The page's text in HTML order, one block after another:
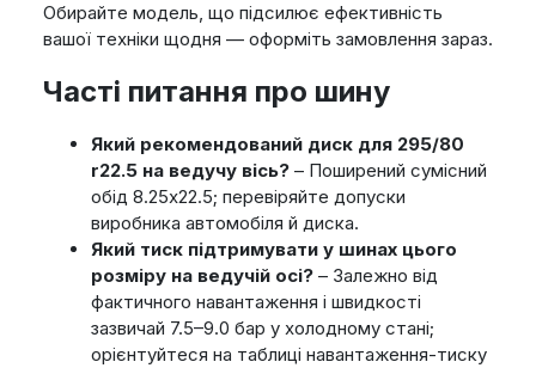
Обирайте модель, що підсилює ефективність
вашої техніки щодня — оформіть замовлення зараз.
Часті питання про шину
Який рекомендований диск для 295/80
r22.5 на ведучу вісь?– Поширений сумісний
обід 8.25x22.5; перевіряйте допуски
виробника автомобіля й диска.
Який тиск підтримувати у шинах цього
розміру на ведучій осі?– Залежно від
фактичного навантаження і швидкості
зазвичай 7.5–9.0 бар у холодному стані;
орієнтуйтеся на таблиці навантаження-тиску